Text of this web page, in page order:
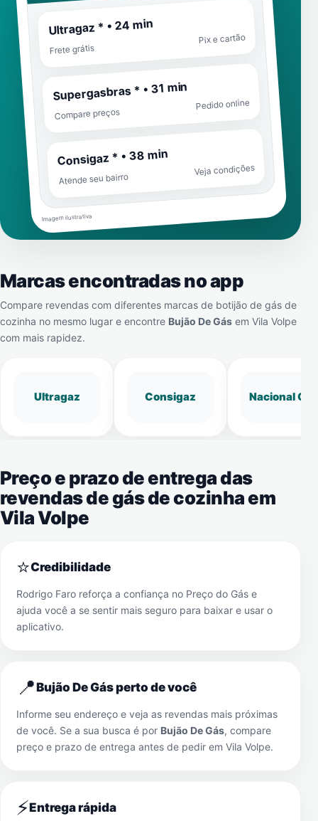
Ultragaz * • 24 min
Frete grátis
Pix e cartão
Supergasbras * • 31 min
Compare preços
Pedido online
Consigaz * • 38 min
Atende seu bairro
Veja condições
Imagem ilustrativa
Marcas encontradas no app
Compare revendas com diferentes marcas de botijão de gás de
cozinha no mesmo lugar e encontre Bujão De Gás em Vila Volpe
com mais rapidez.
Ultragaz Consigaz Nacional Gás
Preço e prazo de entrega das
revendas de gás de cozinha em
Vila Volpe
⭐Credibilidade
Rodrigo Faro reforça a confiança no Preço do Gás e
ajuda você a se sentir mais seguro para baixar e usar o
aplicativo.
📍Bujão De Gás perto de você
Informe seu endereço e veja as revendas mais próximas
de você. Se a sua busca é por Bujão De Gás, compare
preço e prazo de entrega antes de pedir em Vila Volpe.
⚡Entrega rápida